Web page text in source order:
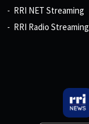
RRI NET Streaming
RRI Radio Streaming